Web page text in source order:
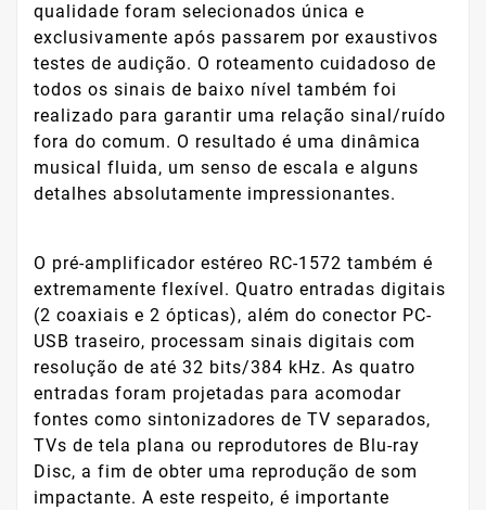
qualidade foram selecionados única e
exclusivamente após passarem por exaustivos
testes de audição. O roteamento cuidadoso de
todos os sinais de baixo nível também foi
realizado para garantir uma relação sinal/ruído
fora do comum. O resultado é uma dinâmica
musical fluida, um senso de escala e alguns
detalhes absolutamente impressionantes.
O pré-amplificador estéreo RC-1572 também é
extremamente flexível. Quatro entradas digitais
(2 coaxiais e 2 ópticas), além do conector PC-
USB traseiro, processam sinais digitais com
resolução de até 32 bits/384 kHz. As quatro
entradas foram projetadas para acomodar
fontes como sintonizadores de TV separados,
TVs de tela plana ou reprodutores de Blu-ray
Disc, a fim de obter uma reprodução de som
impactante. A este respeito, é importante